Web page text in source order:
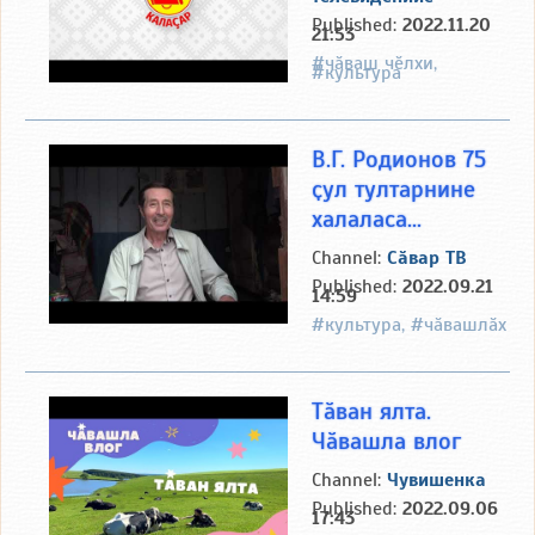
Published: 2022.11.20
21:53
#чӑваш чӗлхи,
#культура
В.Г. Родионов 75
ҫул тултарнине
халаласа...
Channel: Сӑвар ТВ
Published: 2022.09.21
14:59
#культура, #чӑвашлӑх
Тӑван ялта.
Чӑвашла влог
Channel: Чувишенка
Published: 2022.09.06
17:43